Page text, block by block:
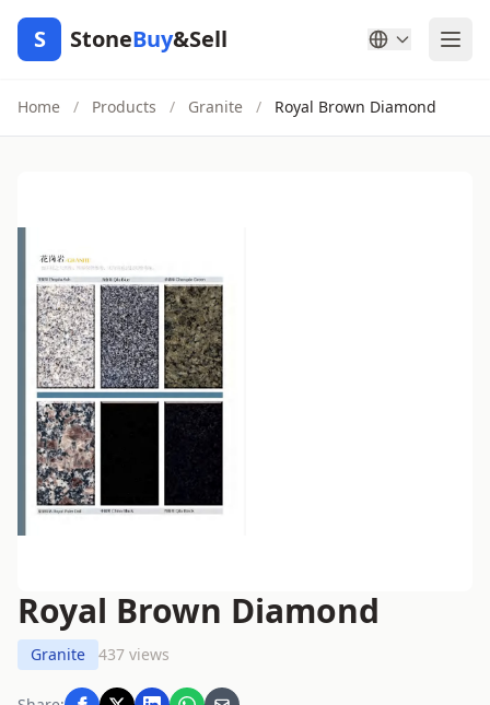
S StoneBuy&Sell
Home / Products / Granite / Royal Brown Diamond
Royal Brown Diamond
Granite 437 views